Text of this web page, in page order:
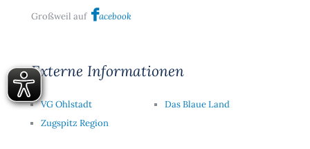
Großweil auf acebook
Externe Informationen
VG Ohlstadt
Zugspitz Region
Das Blaue Land